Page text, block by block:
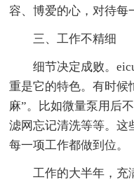
容、博爱的心，对待每
三、工作不精细
细节决定成败。
重是它的特色。有时候
麻”。比如微量泵用后
滤网忘记清洗等等。这
每一项工作都做到位。
工作的大半年，充